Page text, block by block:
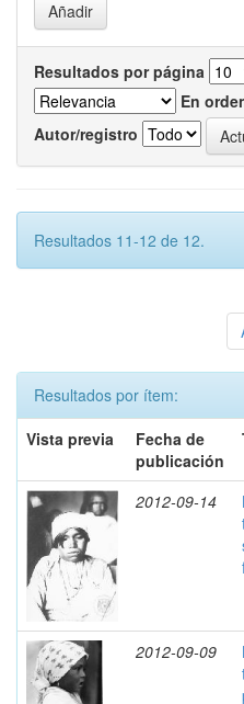
Resultados por página
En
Autor/registro
Resultados 11-12 de 12.
Resultados por ítem:
Vista previa
Fecha de
publicación
2012-09-14
2012-09-09